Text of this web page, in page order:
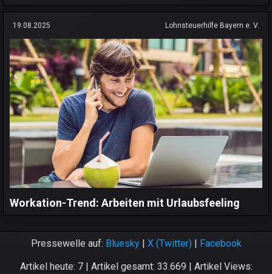
19.08.2025 Lohnsteuerhilfe Bayern e. V.
Workation-Trend: Arbeiten mit Urlaubsfeeling
Pressewelle auf: Bluesky| X (Twitter)| Facebook
Artikel heute: 7 | Artikel gesamt: 33.669 | Artikel Views: